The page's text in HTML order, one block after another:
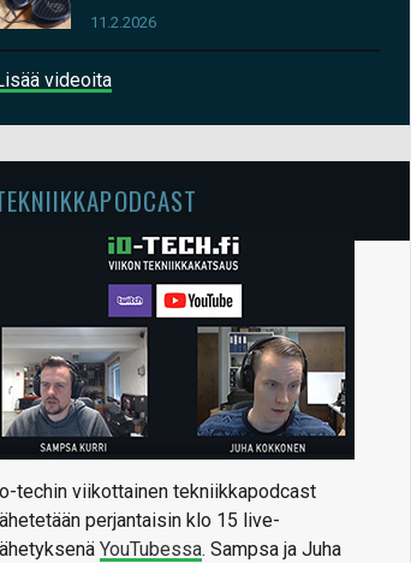
11.2.2026
videoita
techin viikottainen tekniikkapodcast
perjantaisin klo 15 live-
YouTubessa. Sampsa ja Juha